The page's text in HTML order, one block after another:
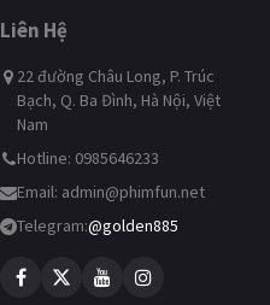
Liên Hệ
22 đường Châu Long, P. Trúc
Bạch, Q. Ba Đình, Hà Nội, Việt
Nam
Hotline: 0985646233
Email: admin@phimfun.net
Telegram:@golden885